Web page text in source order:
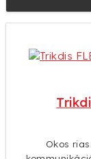
Okos